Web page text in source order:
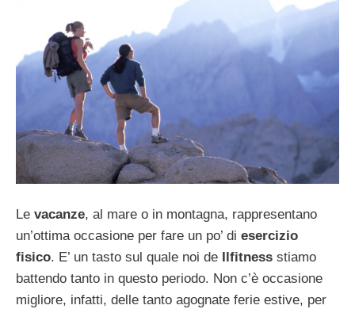
Le vacanze, al mare o in montagna, rappresentano
un’ottima occasione per fare un po’ di esercizio
fisico. E’ un tasto sul quale noi de Ilfitness stiamo
battendo tanto in questo periodo. Non c’è occasione
migliore, infatti, delle tanto agognate ferie estive, per